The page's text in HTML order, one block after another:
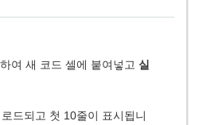
여 새 코드 셀에 붙여넣고 실
드되고 첫 10줄이 표시됩니